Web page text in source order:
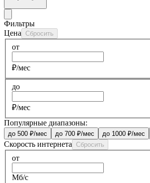
Фильтры
Цена
Сбросить
от
₽/мес
до
₽/мес
Популярные диапазоны:
до 500 ₽/мес до 700 ₽/мес до 1000 ₽/мес
Скорость интернета Сбросить
от
Мб/с